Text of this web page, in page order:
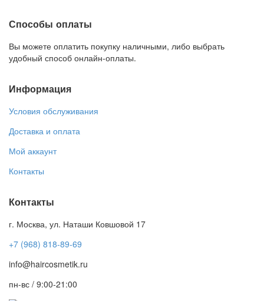
Способы оплаты
Вы можете оплатить покупку наличными, либо выбрать
удобный способ онлайн-оплаты.
Информация
Условия обслуживания
Доставка и оплата
Мой аккаунт
Контакты
Контакты
г. Москва, ул. Наташи Ковшовой 17
+7 (968) 818-89-69
info@haircosmetik.ru
пн-вс / 9:00-21:00